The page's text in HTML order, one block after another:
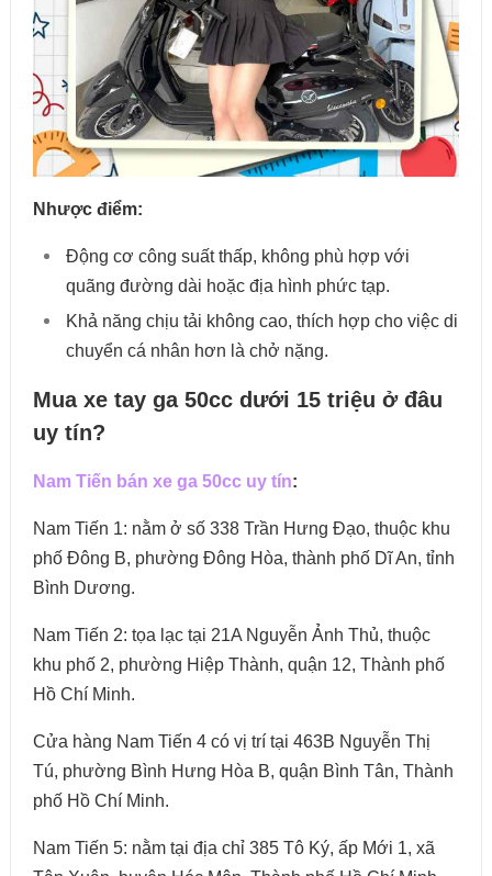
Nhược điểm:
Động cơ công suất thấp, không phù hợp với
quãng đường dài hoặc địa hình phức tạp.
Khả năng chịu tải không cao, thích hợp cho việc di
chuyển cá nhân hơn là chở nặng.
Mua xe tay ga 50cc dưới 15 triệu ở đâu
uy tín?
Nam Tiến bán xe ga 50cc uy tín:
Nam Tiến 1: nằm ở số 338 Trần Hưng Đạo, thuộc khu
phố Đông B, phường Đông Hòa, thành phố Dĩ An, tỉnh
Bình Dương.
Nam Tiến 2: tọa lạc tại 21A Nguyễn Ảnh Thủ, thuộc
khu phố 2, phường Hiệp Thành, quận 12, Thành phố
Hồ Chí Minh.
Cửa hàng Nam Tiến 4 có vị trí tại 463B Nguyễn Thị
Tú, phường Bình Hưng Hòa B, quận Bình Tân, Thành
phố Hồ Chí Minh.
Nam Tiến 5: nằm tại địa chỉ 385 Tô Ký, ấp Mới 1, xã